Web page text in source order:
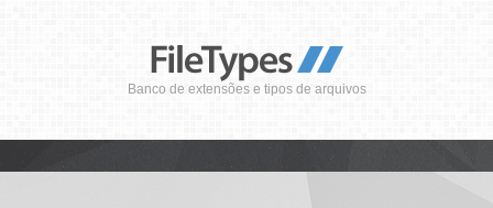
Banco de extensões e tipos de arquivos